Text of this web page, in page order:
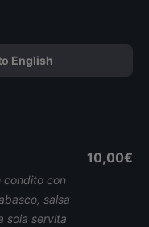
English
condito con
salsa
soia servita
10,00€